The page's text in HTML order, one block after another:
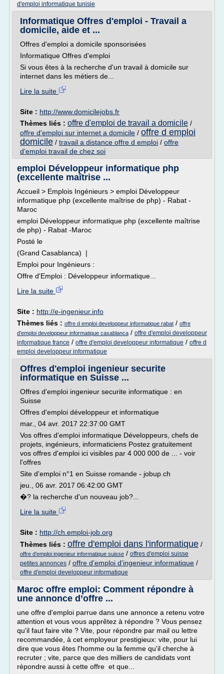
d'emploi informatique tunisie
Informatique Offres d'emploi - Travail a
domicile, aide et ...
Offres d'emploi a domicile sponsorisées
Informatique Offres d'emploi
Si vous êtes à la recherche d'un travail à domicile sur
internet dans les métiers de...
Lire la suite
Site : http://www.domicilejobs.fr
Thèmes liés : offre d'emploi de travail a domicile /
offre d'emploi sur internet a domicile / offre d emploi
domicile / travail a distance offre d emploi / offre
d'emploi travail de chez soi
emploi Développeur informatique php
(excellente maîtrise ...
Accueil > Emplois Ingénieurs > emploi Développeur
informatique php (excellente maîtrise de php) - Rabat -
Maroc
emploi Développeur informatique php (excellente maîtrise
de php) - Rabat -Maroc
Posté le
(Grand Casablanca) |
Emploi pour Ingénieurs :
Offre d'Emploi : Développeur informatique...
Lire la suite
Site : http://e-ingenieur.info
Thèmes liés : offre d emploi developpeur informatique rabat / offre
d'emploi developpeur informatique casablanca / offre d'emploi developpeur
informatique france / offre d'emploi developpeur informatique / offre d
emploi developpeur informatique
Offres d'emploi ingenieur securite
informatique en Suisse ...
Offres d'emploi ingenieur securite informatique : en
Suisse
Offres d'emploi développeur et informatique
mar., 04 avr. 2017 22:37:00 GMT
Vos offres d'emploi informatique Développeurs, chefs de
projets, ingénieurs, informaticiens Postez gratuitement
vos offres d'emploi ici visibles par 4 000 000 de ... - voir
l'offres
Site d'emploi n°1 en Suisse romande - jobup.ch
jeu., 06 avr. 2017 06:42:00 GMT
�? la recherche d'un nouveau job?...
Lire la suite
Site : http://ch.emploi-job.org
Thèmes liés : offre d'emploi dans l'informatique /
offre d'emploi ingenieur informatique suisse / offres d'emploi suisse
petites annonces / offre d'emploi d'ingenieur informatique /
offre d'emploi developpeur informatique
Maroc offre emploi: Comment répondre à
une annonce d’offre ...
une offre d'emploi parrue dans une annonce a retenu votre
attention et vous vous apprêtez à répondre ? Vous pensez
qu'il faut faire vite ? Vite, pour répondre par mail ou lettre
recommandée, à cet employeur prestigieux: vite, pour lui
dire que vous êtes l'homme ou la femme qu'il cherche à
recruter ; vite, parce que des milliers de candidats vont
répondre aussi à cette offre et que...